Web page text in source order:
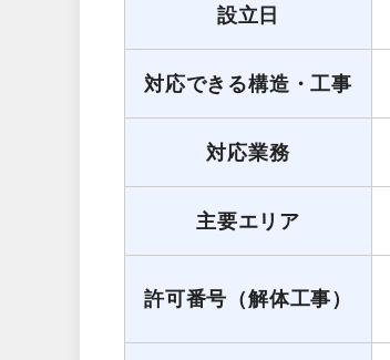
設立日
対応できる構造・工事
対応業務
主要エリア
許可番号（解体工事）